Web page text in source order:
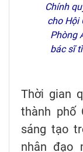
Chính
cho Hội
Phòng
bác sĩ
Thời gian
thành phố
sáng tạo
nhân đạo